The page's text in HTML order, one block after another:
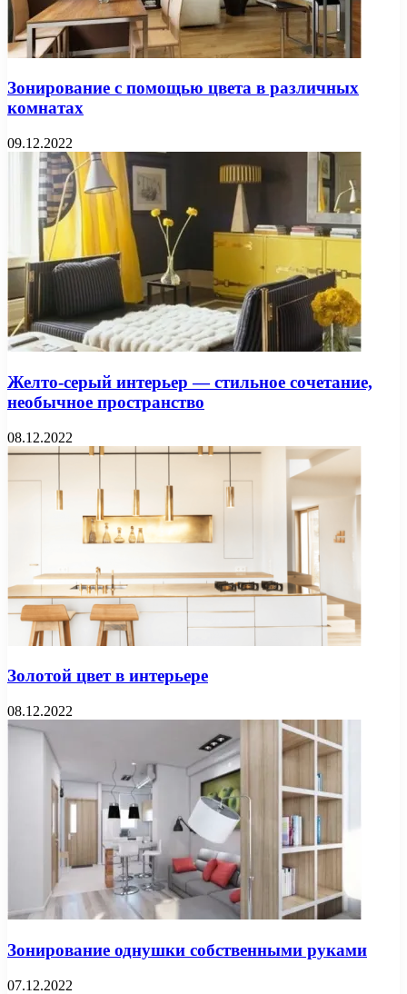
Зонирование с помощью цвета в различных
комнатах
09.12.2022
Желто-серый интерьер — стильное сочетание,
необычное пространство
08.12.2022
Золотой цвет в интерьере
08.12.2022
Зонирование однушки собственными руками
07.12.2022